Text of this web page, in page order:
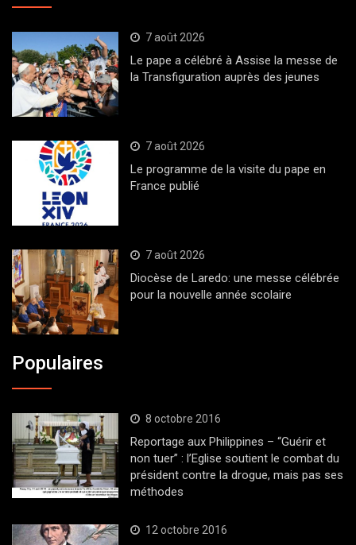
7 août 2026
Le pape a célébré à Assise la messe de
la Transfiguration auprès des jeunes
7 août 2026
Le programme de la visite du pape en
France publié
7 août 2026
Diocèse de Laredo: une messe célébrée
pour la nouvelle année scolaire
Populaires
8 octobre 2016
Reportage aux Philippines – “Guérir et
non tuer” : l’Eglise soutient le combat du
président contre la drogue, mais pas ses
méthodes
12 octobre 2016